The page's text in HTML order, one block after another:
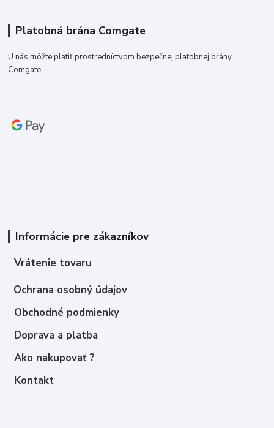
Platobná brána Comgate
U nás môžte platiť prostredníctvom bezpečnej platobnej brány
Comgate
Informácie pre zákazníkov
Vrátenie tovaru
Ochrana osobný údajov
Obchodné podmienky
Doprava a platba
Ako nakupovať ?
Kontakt